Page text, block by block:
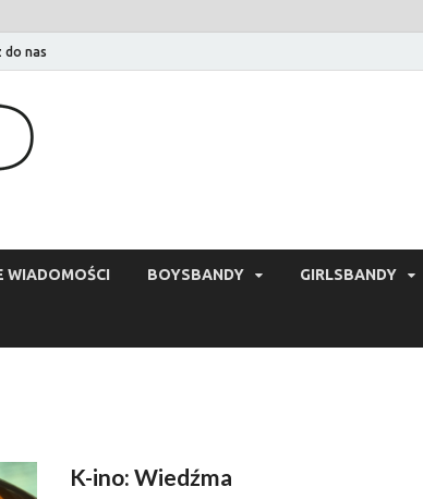
do nas
WIADOMOŚCI BOYSBANDY GIRLSBANDY
K-ino: Wiedźma